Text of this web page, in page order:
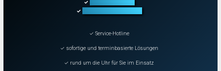
✓
✓
✓ Service-Hotline
✓ sofortige und terminbasierte Lösungen
✓ rund um die Uhr für Sie im Einsatz